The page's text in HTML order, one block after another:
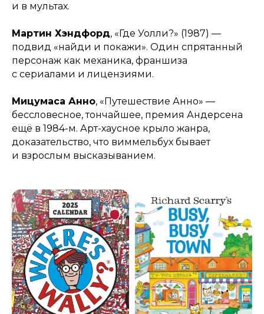
и в мультах.
Мартин Хэндфорд, «Где Уолли?» (1987) —
подвид «найди и покажи». Один спрятанный
персонаж как механика, франшиза
с сериалами и лицензиями.
Мицумаса Анно, «Путешествие Анно» —
бессловесное, тончайшее, премия Андерсена
ещё в 1984-м. Арт-хаусное крыло жанра,
доказательство, что виммельбух бывает
и взрослым высказыванием.